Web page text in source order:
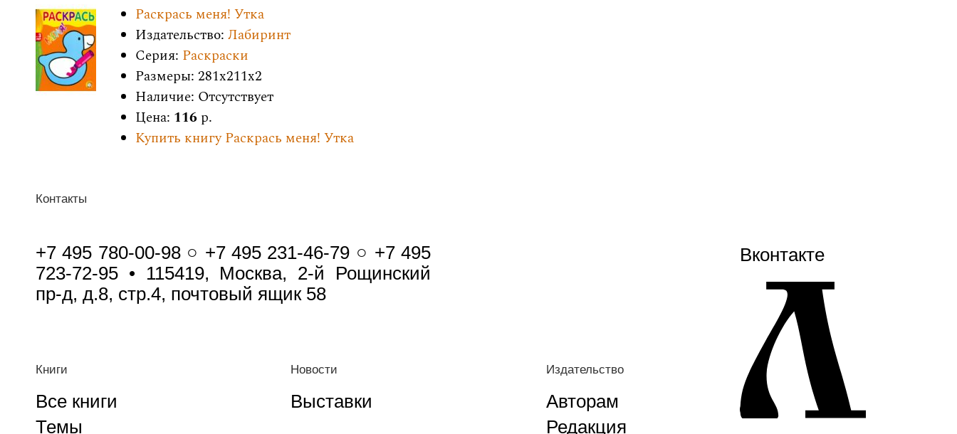
Раскрась меня! Утка
Издательство: Лабиринт
Серия: Раскраски
Размеры: 281x211x2
Наличие: Отсутствует
Цена: 116 р.
Купить книгу Раскрась меня! Утка
Контакты
+7 495 780-00-98 ○ +7 495 231-46-79 ○ +7 495
723-72-95 • 115419, Москва, 2-й Рощинский
пр-д, д.8, стр.4, почтовый ящик 58
Книги
Все книги
Темы
Новости
Выставки
Издательство
Авторам
Редакция
Вконтакте